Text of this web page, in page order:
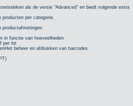
als de versie "Advanced" en biedt volgende extra
producten per categorie.
productafmetingen
in functie van hoeveelheden
per lot
beheer en afdrukken van barcodes